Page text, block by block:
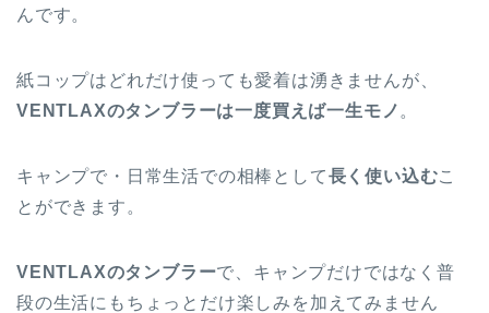
んです。
紙コップはどれだけ使っても愛着は湧きませんが、
VENTLAXのタンブラーは一度買えば一生モノ 。
キャンプで・日常生活での相棒として長く使い込むこ
とができます。
VENTLAXのタンブラーで、キャンプだけではなく普
段の生活にもちょっとだけ楽しみを加えてみません